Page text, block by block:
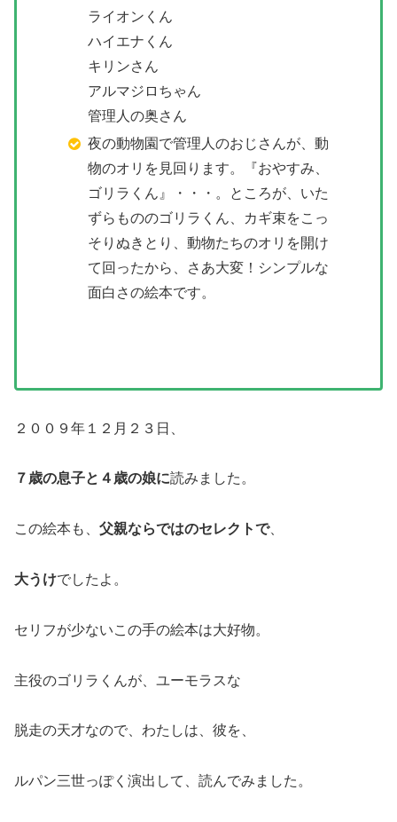
ライオンくん
ハイエナくん
キリンさん
アルマジロちゃん
管理人の奥さん
夜の動物園で管理人のおじさんが、動
物のオリを見回ります。『おやすみ、
ゴリラくん』・・・。ところが、いた
ずらもののゴリラくん、カギ束をこっ
そりぬきとり、動物たちのオリを開け
て回ったから、さあ大変！シンプルな
面白さの絵本です。
２００９年１２月２３日、
７歳の息子と４歳の娘に読みました。
この絵本も、 父親ならではのセレクトで、
大うけでしたよ。
セリフが少ないこの手の絵本は大好物。
主役のゴリラくんが、ユーモラスな
脱走の天才なので、わたしは、彼を、
ルパン三世っぽく演出して、読んでみました。